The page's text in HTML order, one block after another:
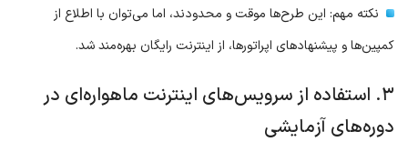
نکته مهم: این طرح‌ها موقت و محدودند، اما می‌توان با اطلاع از
کمپین‌ها و پیشنهادهای اپراتورها، از اینترنت رایگان بهره‌مند شد.
۳. استفاده از سرویس‌های اینترنت ماهواره‌ای در
دوره‌های آزمایشی